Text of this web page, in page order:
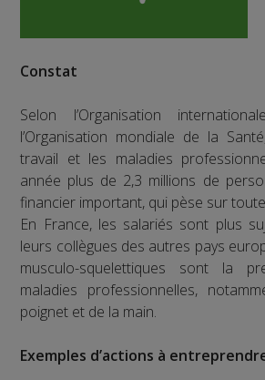
Constat
Selon l’Organisation
l’Organisation mondiale de la
travail et les maladies
année plus de 2,3 millions de
financier important, qui pèse sur
En France, les salariés sont plus
leurs collègues des autres pays
musculo-squelettiques sont la
maladies professionnelles,
poignet et de la main.
Exemples d’actions à